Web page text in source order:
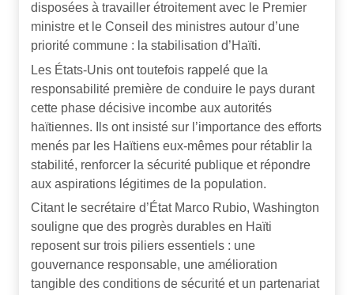
disposées à travailler étroitement avec le Premier
ministre et le Conseil des ministres autour d’une
priorité commune : la stabilisation d’Haïti.
Les États-Unis ont toutefois rappelé que la
responsabilité première de conduire le pays durant
cette phase décisive incombe aux autorités
haïtiennes. Ils ont insisté sur l’importance des efforts
menés par les Haïtiens eux-mêmes pour rétablir la
stabilité, renforcer la sécurité publique et répondre
aux aspirations légitimes de la population.
Citant le secrétaire d’État Marco Rubio, Washington
souligne que des progrès durables en Haïti
reposent sur trois piliers essentiels : une
gouvernance responsable, une amélioration
tangible des conditions de sécurité et un partenariat